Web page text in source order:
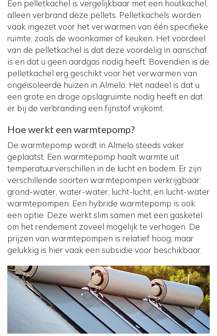
Een pelletkachel is vergelijkbaar met een houtkachel,
alleen verbrand deze pellets. Pelletkachels worden
vaak ingezet voor het verwarmen van één specifieke
ruimte, zoals de woonkamer of keuken. Het voordeel
van de pelletkachel is dat deze voordelig in aanschaf
is en dat u geen aardgas nodig heeft. Bovendien is de
pelletkachel erg geschikt voor het verwarmen van
ongeïsoleerde huizen in Almelo. Het nadeel is dat u
een grote en droge opslagruimte nodig heeft en dat
er bij de verbranding een fijnstof vrijkomt.
Hoe werkt een warmtepomp?
De warmtepomp wordt in Almelo steeds vaker
geplaatst. Een warmtepomp haalt warmte uit
temperatuurverschillen in de lucht en bodem. Er zijn
verschillende soorten warmtepompen verkrijgbaar:
grond-water, water-water, lucht-lucht, en lucht-water
warmtepompen. Een hybride warmtepomp is ook
een optie. Deze werkt slim samen met een gasketel
om het rendement zoveel mogelijk te verhogen. De
prijzen van warmtepompen is relatief hoog, maar
gelukkig is hier vaak een subsidie voor beschikbaar.